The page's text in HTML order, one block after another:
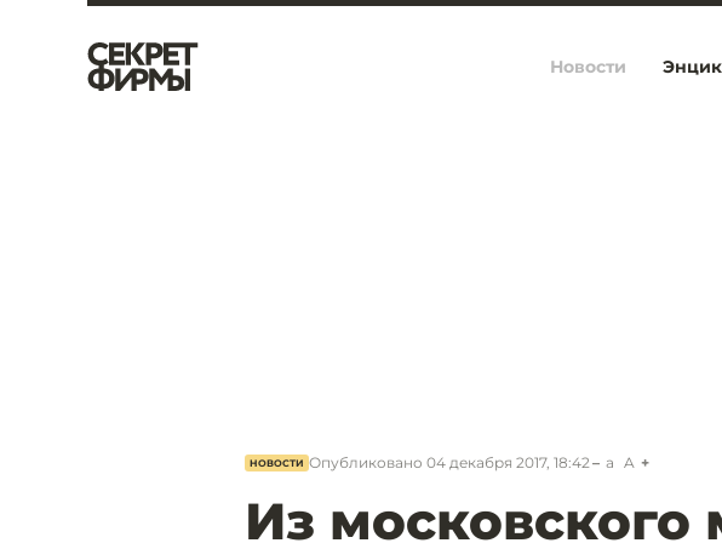
Новости
НОВОСТИ Опубликовано 04 декабря 2017, 18:42 a A
Из московского